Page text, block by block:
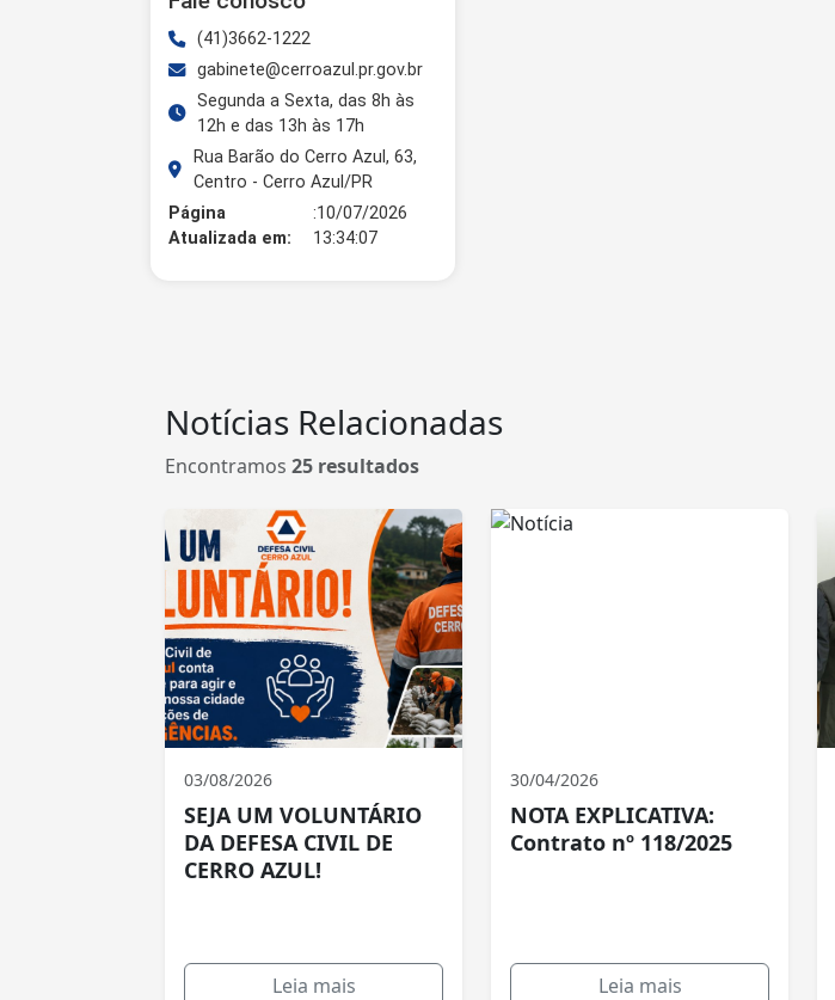
(41)3662-1222
gabinete@cerroazul.pr.gov.br
Segunda a Sexta, das 8h às
12h e das 13h às 17h
Rua Barão do Cerro Azul, 63,
Centro - Cerro Azul/PR
Página
Atualizada em:
:10/07/2026
13:34:07
Notícias Relacionadas
Encontramos 25 resultados
03/08/2026
SEJA UM VOLUNTÁRIO
DA DEFESA CIVIL DE
CERRO AZUL!
Leia mais
30/04/2026
NOTA EXPLICATIVA:
Contrato nº 118/2025
Leia mais